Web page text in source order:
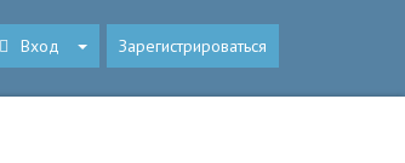
Вход Зарегистрироваться